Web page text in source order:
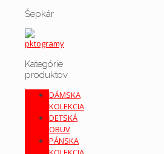
Šepkár
Kategórie
produktov
DÁMSKA
KOLEKCIA
DETSKÁ
OBUV
PÁNSKA